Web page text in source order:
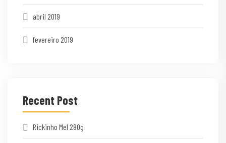
abril 2019
fevereiro 2019
Recent Post
Rickinho Mel 280g